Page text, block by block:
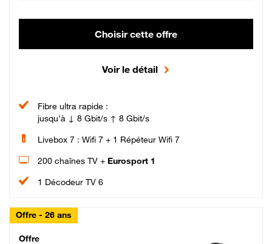
Choisir cette offre
Voir le détail
Fibre ultra rapide :
jusqu'à ↓ 8 Gbit/s ↑ 8 Gbit/s
Livebox 7 : Wifi 7 + 1 Répéteur Wifi 7
200 chaînes TV + Eurosport 1
1 Décodeur TV 6
Offre - 26 ans
Cheat_Code Fibre_18_26
Offre